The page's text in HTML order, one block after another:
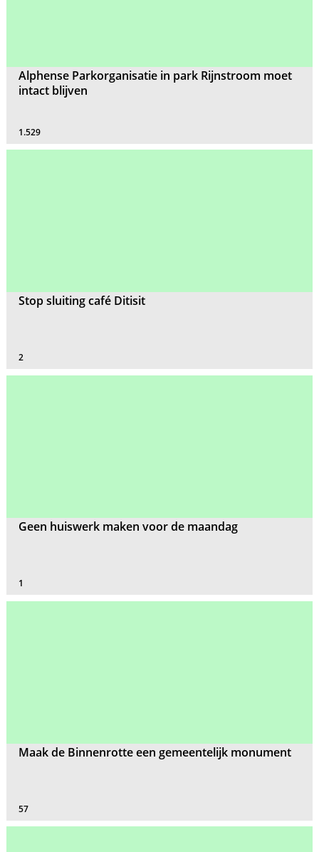
Alphense Parkorganisatie in park Rijnstroom moet
intact blijven
1.529
Stop sluiting café Ditisit
2
Geen huiswerk maken voor de maandag
1
Maak de Binnenrotte een gemeentelijk monument
57